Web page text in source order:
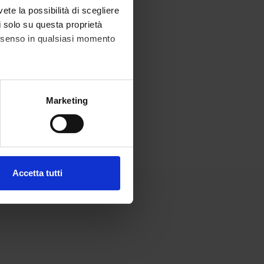
la possibilità di scegliere
su questa proprietà
in qualsiasi momento
metro,Marketing
Accetta tutti